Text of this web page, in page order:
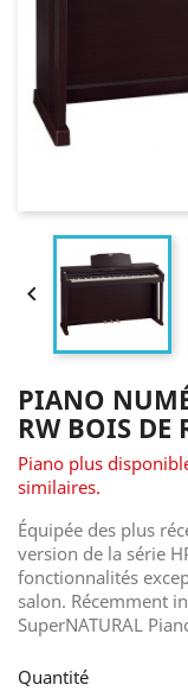

PIANO
RW BOIS DE
Piano plus
similaires.
Équipée des plus
version de la série
fonctionnalités
salon. Récemment
SuperNATURAL
Quantité